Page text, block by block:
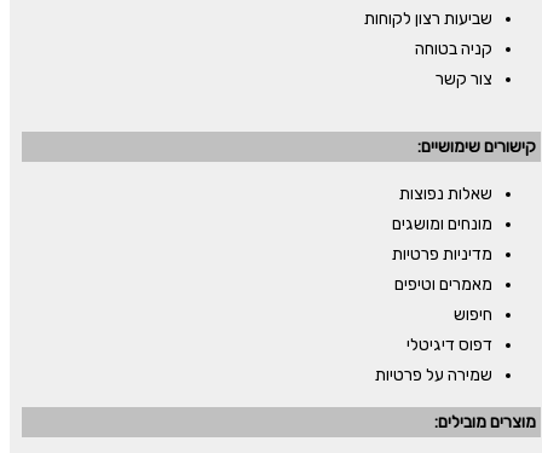
שביעות רצון לקוחות
קניה בטוחה
צור קשר
קישורים שימושיים:
שאלות נפוצות
מונחים ומושגים
מדיניות פרטיות
מאמרים וטיפים
חיפוש
דפוס דיגיטלי
שמירה על פרטיות
מוצרים מובילים: